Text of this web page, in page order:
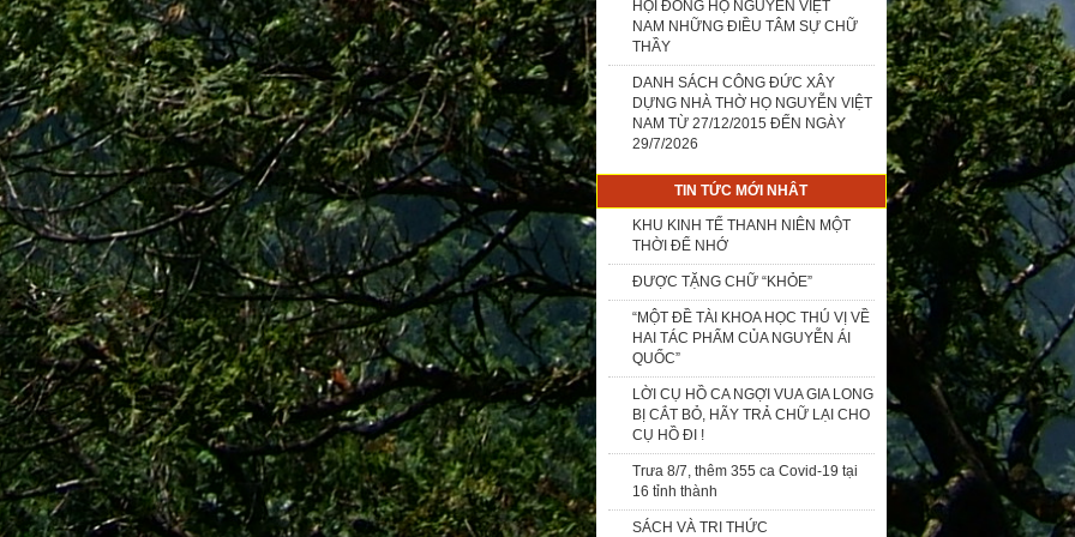
HỘI ĐỒNG HỌ NGUYỄN VIỆT
NAM NHỮNG ĐIỀU TÂM SỰ CHỮ
THẦY
DANH SÁCH CÔNG ĐỨC XÂY
DỰNG NHÀ THỜ HỌ NGUYỄN VIỆT
NAM TỪ 27/12/2015 ĐẾN NGÀY
29/7/2026
TIN TỨC MỚI NHÂT
KHU KINH TẾ THANH NIÊN MỘT
THỜI ĐỂ NHỚ
ĐƯỢC TẶNG CHỮ “KHỎE”
“MỘT ĐỀ TÀI KHOA HỌC THÚ VỊ VỀ
HAI TÁC PHẨM CỦA NGUYỄN ÁI
QUỐC”
LỜI CỤ HỒ CA NGỢI VUA GIA LONG
BỊ CẮT BỎ, HÃY TRẢ CHỮ LẠI CHO
CỤ HỒ ĐI !
Trưa 8/7, thêm 355 ca Covid-19 tại
16 tỉnh thành
SÁCH VÀ TRI THỨC